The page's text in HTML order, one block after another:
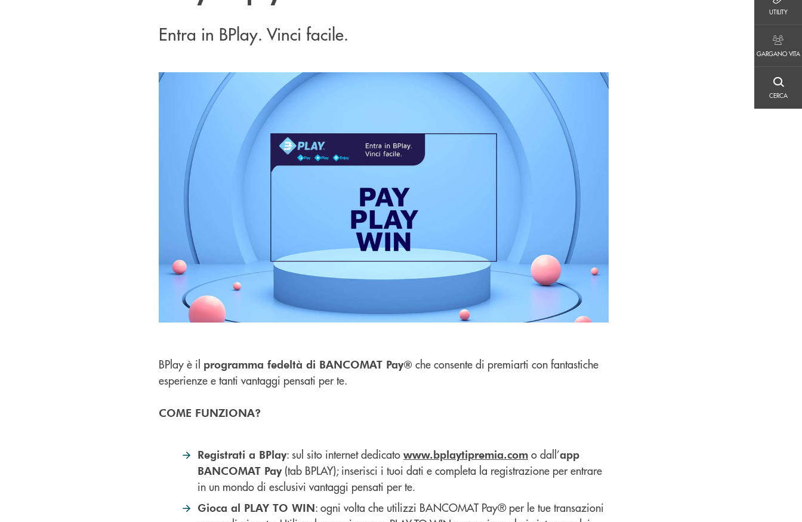
UTILITY
GARGANO VITA
CERCA
Entra in BPlay. Vinci facile.
BPlay è il programma fedeltà di BANCOMAT Pay® che consente di premiarti con fantastiche
esperienze e tanti vantaggi pensati per te.
COME FUNZIONA?
Registrati a BPlay: sul sito internet dedicato www.bplaytipremia.com o dall’app
BANCOMAT Pay(tab BPLAY); inserisci i tuoi dati e completa la registrazione per entrare
in un mondo di esclusivi vantaggi pensati per te.
Gioca al PLAY TO WIN: ogni volta che utilizzi BANCOMAT Pay® per le tue transazioni